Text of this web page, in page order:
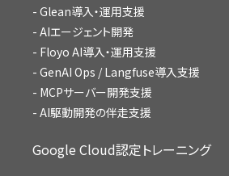
Glean導入・運用支援
AIエージェント開発
Floyo AI導入・運用支援
GenAI Ops / Langfuse導入支援
MCPサーバー開発支援
AI駆動開発の伴走支援
Google Cloud認定トレーニング